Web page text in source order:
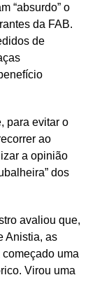
“absurdo” o
da FAB.
de
para evitar o
ao
a opinião
dos
avaliou que,
Anistia, as
uma
Virou uma